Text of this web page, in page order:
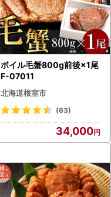
ボイル毛蟹800g前後×1尾
F-07011
北海道根室市
(63)
34,000